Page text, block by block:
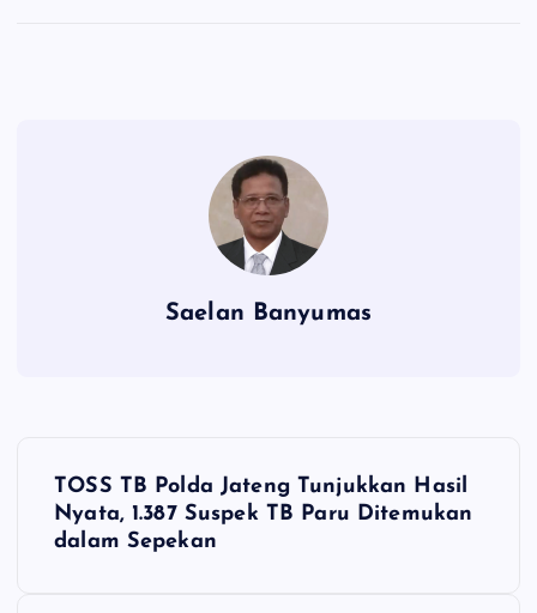
Saelan Banyumas
NTOSS TB Polda Jateng Tunjukkan Hasil
Nyata, 1.387 Suspek TB Paru Ditemukan
dalam Sepekan